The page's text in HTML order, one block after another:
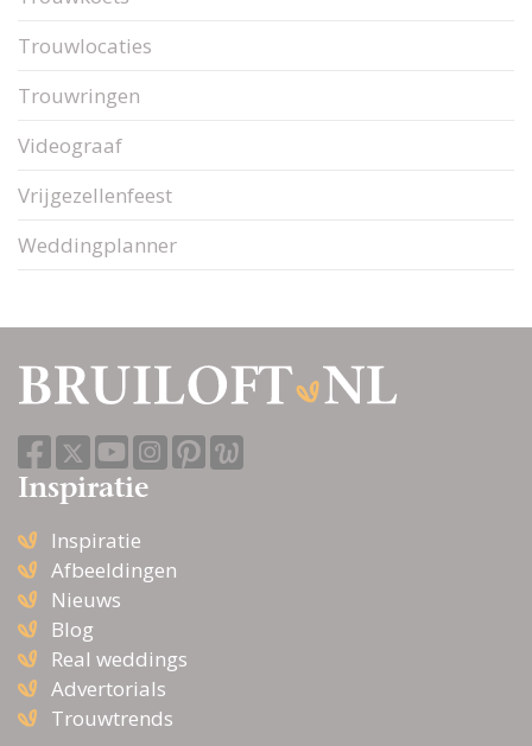
Trouwlocaties
Trouwringen
Videograaf
Vrijgezellenfeest
Weddingplanner
Inspiratie
Inspiratie
Afbeeldingen
Nieuws
Blog
Real weddings
Advertorials
Trouwtrends